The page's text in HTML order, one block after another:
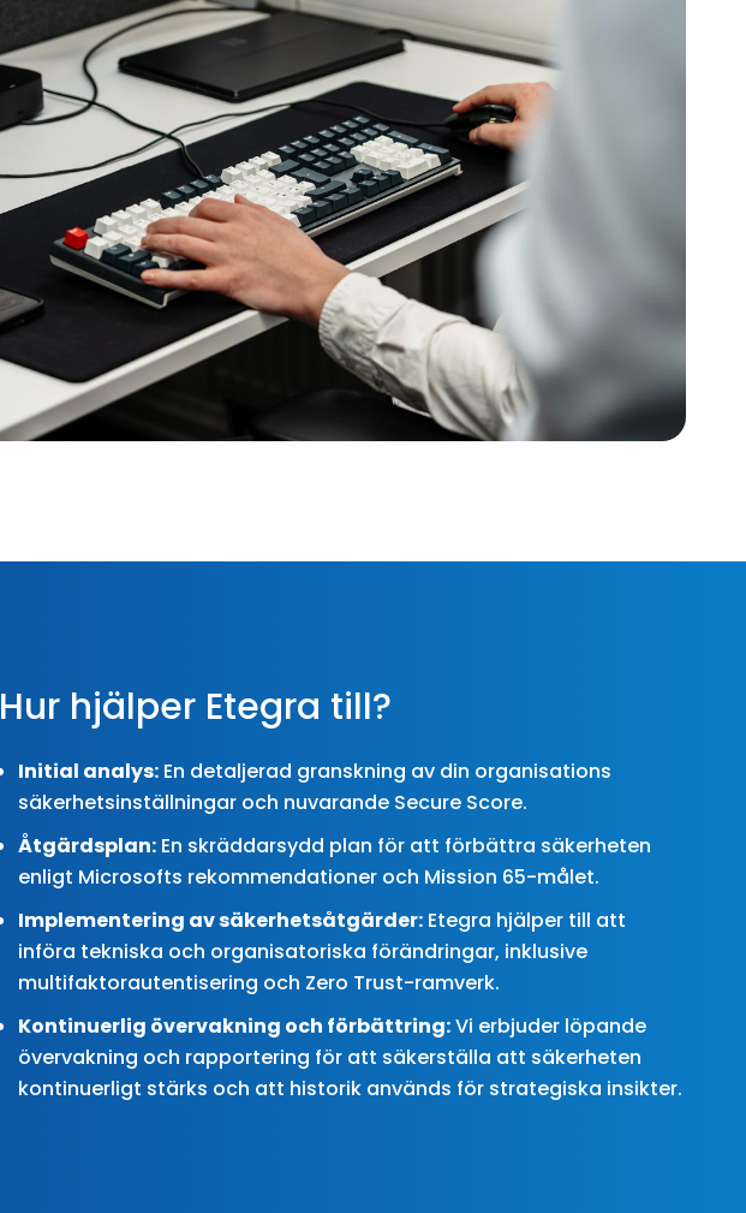
Hur hjälper Etegra till?
Initial analys: En detaljerad granskning av din organisations
säkerhetsinställningar och nuvarande Secure Score.
Åtgärdsplan: En skräddarsydd plan för att förbättra säkerheten
enligt Microsofts rekommendationer och Mission 65-målet.
Implementering av säkerhetsåtgärder: Etegra hjälper till att
införa tekniska och organisatoriska förändringar, inklusive
multifaktorautentisering och Zero Trust-ramverk.
Kontinuerlig övervakning och förbättring:Vi erbjuder löpande
övervakning och rapportering för att säkerställa att säkerheten
kontinuerligt stärks och att historik används för strategiska insikter.